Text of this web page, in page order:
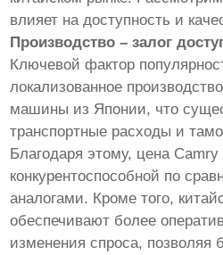
влияет на доступность и
Производство – залог
Ключевой фактор
локализованное
машины из Японии, что
транспортные расходы и
Благодаря этому, цена
конкурентоспособной по
аналогами. Кроме того,
обеспечивают более
изменения спроса, позволяя